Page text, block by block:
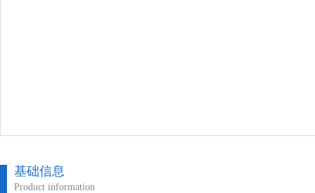
基础信息
Product information